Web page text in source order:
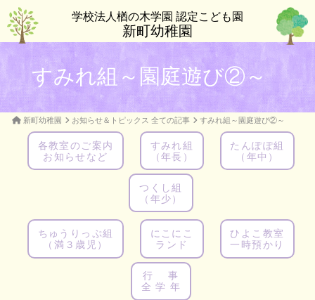
学校法人楢の木学園 認定こども園
新町幼稚園
すみれ組～園庭遊び②～
新町幼稚園 お知らせ＆トピックス 全ての記事 すみれ組～園庭遊び②～
各教室のご案内
お知らせなど
すみれ組
（年長）
たんぽぽ組
（年中）
つくし組
（年少）
ちゅうりっぷ組
（満３歳児）
にこにこ
ランド
ひよこ教室
一時預かり
行 事
全 学 年